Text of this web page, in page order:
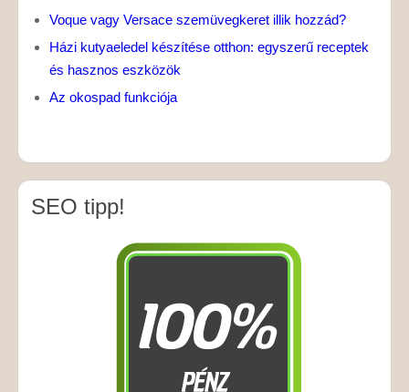
Voque vagy Versace szemüvegkeret illik hozzád?
Házi kutyaeledel készítése otthon: egyszerű receptek
és hasznos eszközök
Az okospad funkciója
SEO tipp!